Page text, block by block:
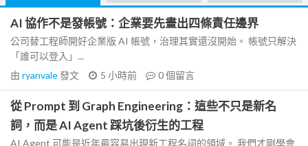
AI 協作不是發帳號：企業要先畫出四條責任邊界
公司替工程師開好企業版 AI 帳號，治理其實還沒開始。 帳號只解決
「誰可以登入」...
由 ryanvale發文 5 小時前 0個留言
從 Prompt 到 Graph Engineering：這些不只是新名
詞，而是 AI Agent 踩坑後衍生的工程
AI Agent 可能是近年最容易出現新工程名詞的領域。 我們才剛學會